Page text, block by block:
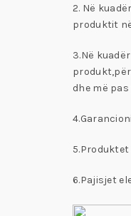
2. Në
produktit
3.Në
dhe më
6.Pajisjet